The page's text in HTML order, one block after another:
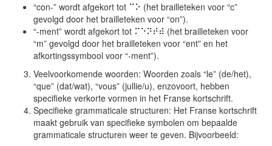
“con-” wordt afgekort tot ⠉⠕ (het brailleteken voor “c”
gevolgd door het brailleteken voor “on”).
“-ment” wordt afgekort tot ⠍⠑⠝⠞⠾ (het brailleteken voor
“m” gevolgd door het brailleteken voor “ent” en het
afkortingssymbool voor “-ment”).
Veelvoorkomende woorden: Woorden zoals “le” (de/het),
“que” (dat/wat), “vous” (jullie/u), enzovoort, hebben
specifieke verkorte vormen in het Franse kortschrift.
Specifieke grammaticale structuren: Het Franse kortschrift
maakt gebruik van specifieke symbolen om bepaalde
grammaticale structuren weer te geven. Bijvoorbeeld: